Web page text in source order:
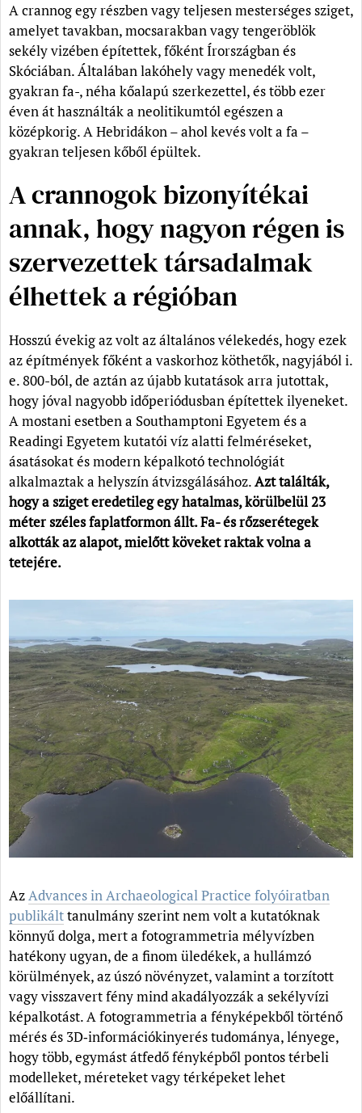
A crannog egy részben vagy teljesen mesterséges sziget,
amelyet tavakban, mocsarakban vagy tengeröblök
sekély vizében építettek, főként Írországban és
Skóciában. Általában lakóhely vagy menedék volt,
gyakran fa-, néha kőalapú szerkezettel, és több ezer
éven át használták a neolitikumtól egészen a
középkorig. A Hebridákon – ahol kevés volt a fa –
gyakran teljesen kőből épültek.
A crannogok bizonyítékai
annak, hogy nagyon régen is
szervezettek társadalmak
élhettek a régióban
Hosszú évekig az volt az általános vélekedés, hogy ezek
az építmények főként a vaskorhoz köthetők, nagyjából i.
e. 800-ból, de aztán az újabb kutatások arra jutottak,
hogy jóval nagyobb időperiódusban építettek ilyeneket.
A mostani esetben a Southamptoni Egyetem és a
Readingi Egyetem kutatói víz alatti felméréseket,
ásatásokat és modern képalkotó technológiát
alkalmaztak a helyszín átvizsgálásához.Azt találták,
hogy a sziget eredetileg egy hatalmas, körülbelül 23
méter széles faplatformon állt. Fa- és rőzserétegek
alkották az alapot, mielőtt köveket raktak volna a
tetejére.
AzAdvances in Archaeological Practice folyóiratban
publikálttanulmány szerint nem volt a kutatóknak
könnyű dolga, mert a fotogrammetria mélyvízben
hatékony ugyan, de a finom üledékek, a hullámzó
körülmények, az úszó növényzet, valamint a torzított
vagy visszavert fény mind akadályozzák a sekélyvízi
képalkotást. A fotogrammetria a fényképekből történő
mérés és 3D‑információkinyerés tudománya, lényege,
hogy több, egymást átfedő fényképből pontos térbeli
modelleket, méreteket vagy térképeket lehet
előállítani.